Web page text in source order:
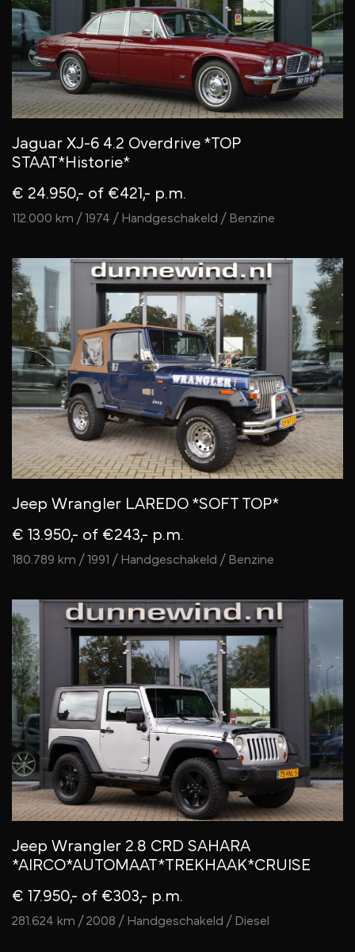
Jaguar XJ-6 4.2 Overdrive *TOP
STAAT*Historie*
€ 24.950,- of €421,- p.m.
112.000 km / 1974 / Handgeschakeld / Benzine
Jeep Wrangler LAREDO *SOFT TOP*
€ 13.950,- of €243,- p.m.
180.789 km / 1991 / Handgeschakeld / Benzine
Jeep Wrangler 2.8 CRD SAHARA
*AIRCO*AUTOMAAT*TREKHAAK*CRUISE
€ 17.950,- of €303,- p.m.
281.624 km / 2008 / Handgeschakeld / Diesel